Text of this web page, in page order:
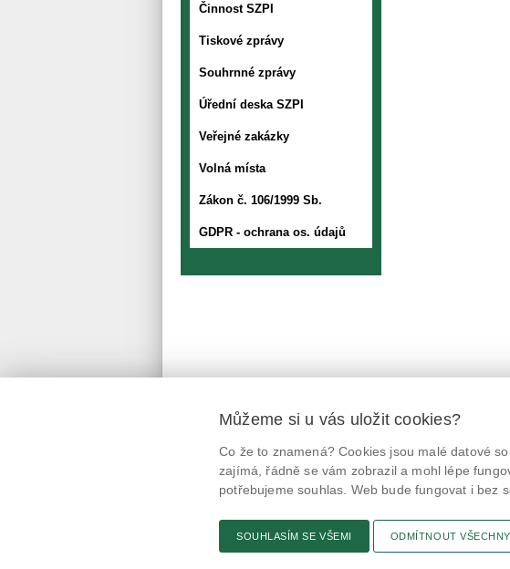
Činnost SZPI
Tiskové zprávy
Souhrnné zprávy
Úřední deska SZPI
Veřejné zakázky
Volná místa
Zákon č. 106/1999 Sb.
GDPR - ochrana os. údajů
@potravinynapranyri @NaPranyri
@SZPIjobs
©
Můžeme si u vás uložit cookies?
Co že to znamená? Cookies jsou malé datové
zajímá, řádně se vám zobrazil a mohl lépe
potřebujeme souhlas. Web bude fungovat i bez
SOUHLASÍM SE VŠEMI ODMÍTNOUT VŠECHNY